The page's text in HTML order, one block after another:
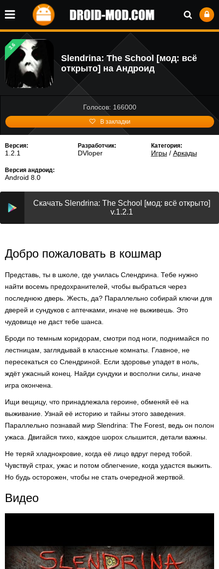
3.6
Slendrina: The School [мод: всё
открыто] на Андроид
Голосов: 166000
В закладки
Версия:
1.2.1
Разработчик:
DVloper
Категория:
Игры/ Аркады
Версия андроид:
Android 8.0
Скачать Slendrina: The School [мод: всё открыто]
v.1.2.1
Добро пожаловать в кошмар
Представь, ты в школе, где училась Слендрина. Тебе нужно
найти восемь предохранителей, чтобы выбраться через
последнюю дверь. Жесть, да? Параллельно собирай ключи для
дверей и сундуков с аптечками, иначе не выживешь. Это
чудовище не даст тебе шанса.
Броди по темным коридорам, смотри под ноги, поднимайся по
лестницам, заглядывай в классные комнаты. Главное, не
пересекаться со Слендриной. Если здоровье упадет в ноль,
ждёт ужасный конец. Найди сундуки и восполни силы, иначе
игра окончена.
Ищи вещицу, что принадлежала героине, обменяй её на
выживание. Узнай её историю и тайны этого заведения.
Параллельно познавай мир Slendrina: The Forest, ведь он полон
ужаса. Двигайся тихо, каждое шорох слышится, детали важны.
Не теряй хладнокровие, когда её лицо вдруг перед тобой.
Чувствуй страх, ужас и потом облегчение, когда удастся выжить.
Но будь осторожен, чтобы не стать очередной жертвой.
Видео